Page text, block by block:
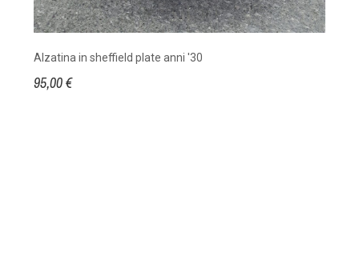
Alzatina in sheffield plate anni '30
95,00 €